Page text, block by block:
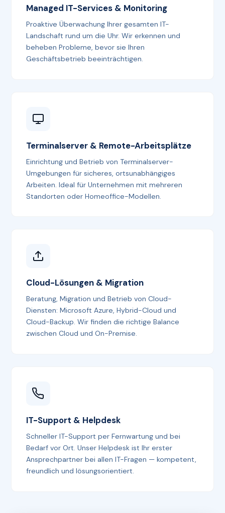
Managed IT-Services & Monitoring
Proaktive Überwachung Ihrer gesamten IT-
Landschaft rund um die Uhr. Wir erkennen und
beheben Probleme, bevor sie Ihren
Geschäftsbetrieb beeinträchtigen.
Terminalserver & Remote-Arbeitsplätze
Einrichtung und Betrieb von Terminalserver-
Umgebungen für sicheres, ortsunabhängiges
Arbeiten. Ideal für Unternehmen mit mehreren
Standorten oder Homeoffice-Modellen.
Cloud-Lösungen & Migration
Beratung, Migration und Betrieb von Cloud-
Diensten: Microsoft Azure, Hybrid-Cloud und
Cloud-Backup. Wir finden die richtige Balance
zwischen Cloud und On-Premise.
IT-Support & Helpdesk
Schneller IT-Support per Fernwartung und bei
Bedarf vor Ort. Unser Helpdesk ist Ihr erster
Ansprechpartner bei allen IT-Fragen — kompetent,
freundlich und lösungsorientiert.